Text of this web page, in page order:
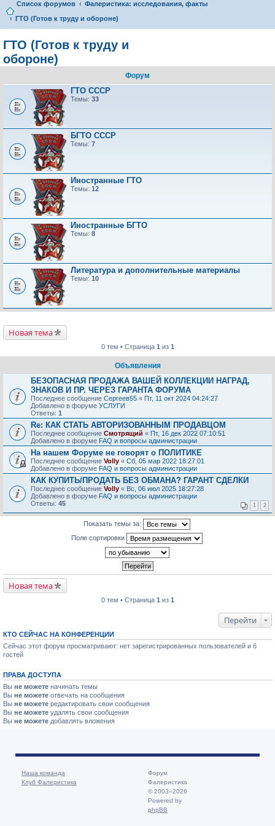
Список форумов
Фалеристика: исследования, факты
ГТО (Готов к труду и обороне)
ГТО (Готов к труду и
обороне)
Форум
ГТО СССР
Темы: 33
БГТО СССР
Темы: 7
Иностранные ГТО
Темы: 12
Иностранные БГТО
Темы: 8
Литература и дополнительные материалы
Темы: 10
Новая тема
0 тем • Страница 1 из 1
Объявления
БЕЗОПАСНАЯ ПРОДАЖА ВАШЕЙ КОЛЛЕКЦИИ НАГРАД,
ЗНАКОВ И ПР. ЧЕРЕЗ ГАРАНТА ФОРУМА
Последнее сообщение Сергеев55 « Пт, 11 окт 2024 04:24:27
Добавлено в форуме УСЛУГИ
Ответы: 1
Re: КАК СТАТЬ АВТОРИЗОВАННЫМ ПРОДАВЦОМ
Последнее сообщение Смотрящий « Пт, 16 дек 2022 07:10:51
Добавлено в форуме FAQ и вопросы администрации
На нашем Форуме не говорят о ПОЛИТИКЕ
Последнее сообщение Volly « Сб, 05 мар 2022 18:27:01
Добавлено в форуме FAQ и вопросы администрации
КАК КУПИТЬ/ПРОДАТЬ БЕЗ ОБМАНА? ГАРАНТ СДЕЛКИ
Последнее сообщение Volly « Вс, 06 июл 2025 18:27:28
Добавлено в форуме FAQ и вопросы администрации
Ответы: 45 1 2
Показать темы за:
Поле сортировки
Новая тема
0 тем • Страница 1 из 1
Перейти
КТО СЕЙЧАС НА КОНФЕРЕНЦИИ
Сейчас этот форум просматривают: нет зарегистрированных пользователей и 6
гостей
ПРАВА ДОСТУПА
Вы не можете начинать темы
Вы не можете отвечать на сообщения
Вы не можете редактировать свои сообщения
Вы не можете удалять свои сообщения
Вы не можете добавлять вложения
Наша команда
Клуб Фалеристика
Форум
Фалеристика
© 2003–2026
Powered by
phpBB